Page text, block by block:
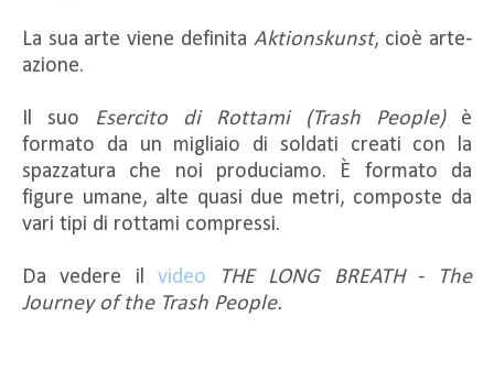
La sua arte viene definita Aktionskunst, cioè arte-
azione.
Il suo Esercito di Rottami (Trash People)è
formato da un migliaio di soldati creati con la
spazzatura che noi produciamo. È formato da
figure umane, alte quasi due metri, composte da
vari tipi di rottami compressi.
Da vedere il video THE LONG BREATH-
The
Journey of the Trash People.